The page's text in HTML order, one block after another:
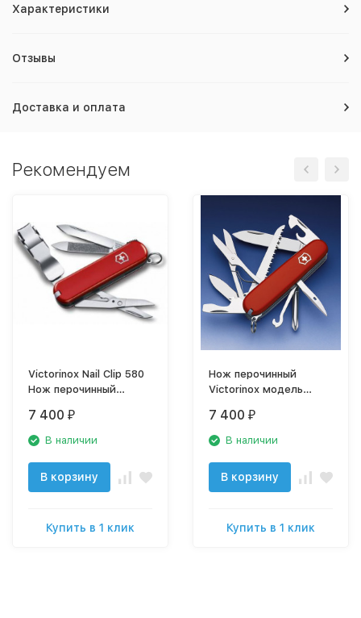
Характеристики
Отзывы
Доставка и оплата
Рекомендуем
Victorinox Nail Clip 580
Нож перочинный
7 400 ₽
В наличии
В корзину
Купить в 1 клик
Нож перочинный
Victorinox модель
7 400 ₽
В наличии
В корзину
Купить в 1 клик